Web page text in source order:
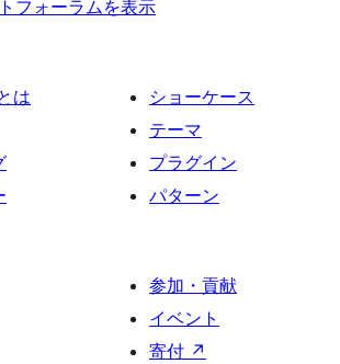
フォーラムを表示
は
ショーケース
テーマ
プラグイン
パターン
参加・貢献
イベント
寄付 ↗